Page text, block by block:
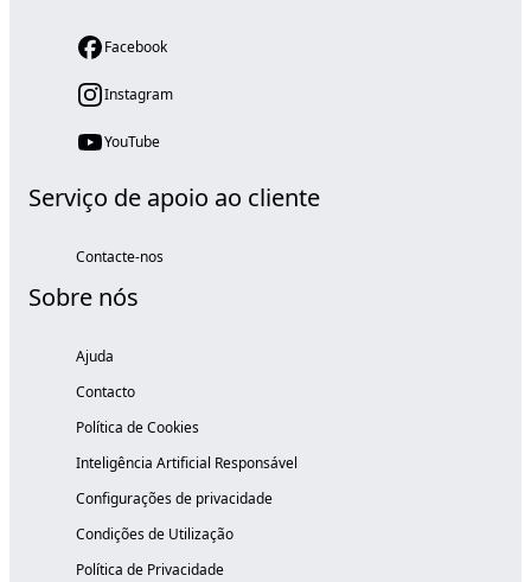
Facebook
Instagram
YouTube
Serviço de apoio ao cliente
Contacte-nos
Sobre nós
Ajuda
Contacto
Política de Cookies
Inteligência Artificial Responsável
Configurações de privacidade
Condições de Utilização
Política de Privacidade